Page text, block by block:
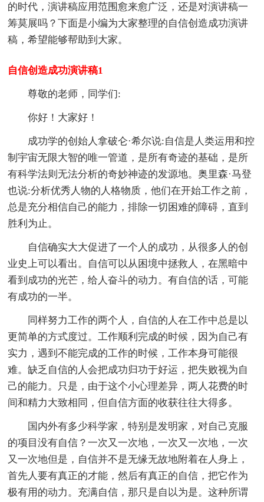
的时代，演讲稿应用范围愈来愈广泛，还是对演讲稿一
筹莫展吗？下面是小编为大家整理的自信创造成功演讲
稿，希望能够帮助到大家。
自信创造成功演讲稿1
尊敬的老师，同学们:
你好！大家好！
成功学的创始人拿破仑·希尔说:自信是人类运用和控
制宇宙无限大智的唯一管道，是所有奇迹的基础，是所
有科学法则无法分析的奇妙神迹的发源地。奥里森·马登
也说:分析优秀人物的人格物质，他们在开始工作之前，
总是充分相信自己的能力，排除一切困难的障碍，直到
胜利为止。
自信确实大大促进了一个人的成功，从很多人的创
业史上可以看出。自信可以从困境中拯救人，在黑暗中
看到成功的光芒，给人奋斗的动力。有自信的话，可能
有成功的一半。
同样努力工作的两个人，自信的人在工作中总是以
更简单的方式度过。工作顺利完成的时候，因为自己有
实力，遇到不能完成的工作的时候，工作本身可能很
难。缺乏自信的人会把成功归功于好运，把失败视为自
己的能力。只是，由于这个小心理差异，两人花费的时
间和精力大致相同，但自信方面的收获往往大得多。
国内外有多少科学家，特别是发明家，对自己克服
的项目没有自信？一次又一次地，一次又一次地，一次
又一次地但是，自信并不是无缘无故地附着在人身上，
首先人要有真正的才能，然后有真正的自信，把它作为
极有用的动力。充满自信，那只是自以为是。这种所谓